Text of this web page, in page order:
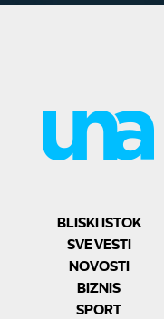
BLISKI ISTOK
SVE VESTI
NOVOSTI
BIZNIS
SPORT